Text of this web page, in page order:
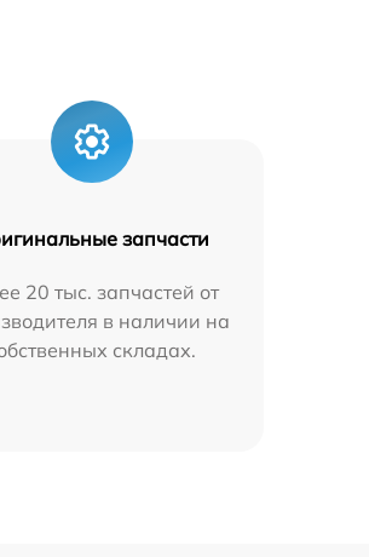
запчасти
20 тыс. запчастей от
в наличии на
складах.